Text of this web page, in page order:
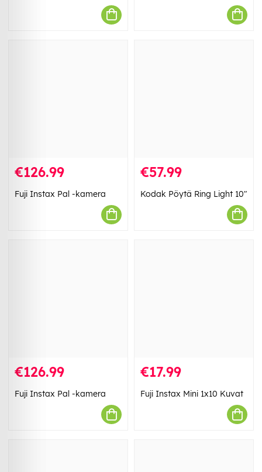
€126.99
Fuji Instax Pal -kamera
€57.99
Kodak Pöytä Ring Light 10"
€126.99
Fuji Instax Pal -kamera
€17.99
Fuji Instax Mini 1x10 Kuvat